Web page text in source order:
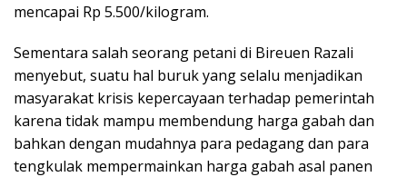
mencapai Rp 5.500/kilogram.
Sementara salah seorang petani di Bireuen Razali
menyebut, suatu hal buruk yang selalu menjadikan
masyarakat krisis kepercayaan terhadap pemerintah
karena tidak mampu membendung harga gabah dan
bahkan dengan mudahnya para pedagang dan para
tengkulak mempermainkan harga gabah asal panen